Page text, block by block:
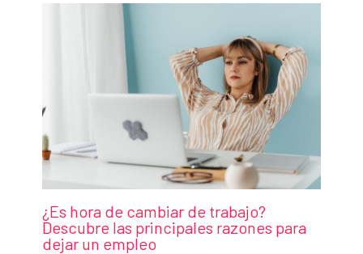
¿Es hora de cambiar de trabajo?
Descubre las principales razones para
dejar un empleo